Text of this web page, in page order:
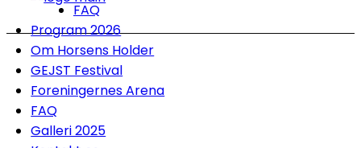
FAQ
Program 2026
Om Horsens Holder
GEJST Festival
Foreningernes Arena
FAQ
Galleri 2025